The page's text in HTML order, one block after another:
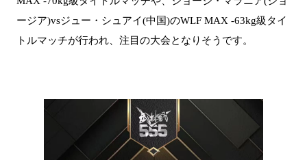
ージア)vsジュー・シュアイ(中国)のWLF MAX -63kg級タイ
トルマッチが行われ、注目の大会となりそうです。